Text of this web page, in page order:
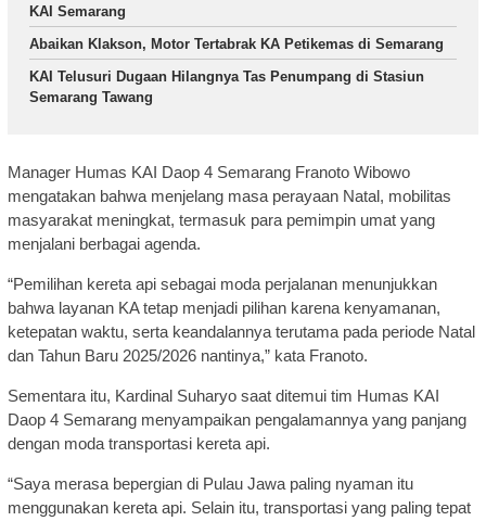
KAI Semarang
Abaikan Klakson, Motor Tertabrak KA Petikemas di Semarang
KAI Telusuri Dugaan Hilangnya Tas Penumpang di Stasiun
Semarang Tawang
Manager Humas KAI Daop 4 Semarang Franoto Wibowo
mengatakan bahwa menjelang masa perayaan Natal, mobilitas
masyarakat meningkat, termasuk para pemimpin umat yang
menjalani berbagai agenda.
“Pemilihan kereta api sebagai moda perjalanan menunjukkan
bahwa layanan KA tetap menjadi pilihan karena kenyamanan,
ketepatan waktu, serta keandalannya terutama pada periode Natal
dan Tahun Baru 2025/2026 nantinya,” kata Franoto.
Sementara itu, Kardinal Suharyo saat ditemui tim Humas KAI
Daop 4 Semarang menyampaikan pengalamannya yang panjang
dengan moda transportasi kereta api.
“Saya merasa bepergian di Pulau Jawa paling nyaman itu
menggunakan kereta api. Selain itu, transportasi yang paling tepat